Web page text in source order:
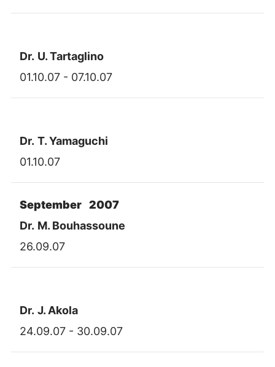
Dr. U. Tartaglino
01.10.07 - 07.10.07
Dr. T. Yamaguchi
01.10.07
September 2007
Dr. M. Bouhassoune
26.09.07
Dr. J. Akola
24.09.07 - 30.09.07